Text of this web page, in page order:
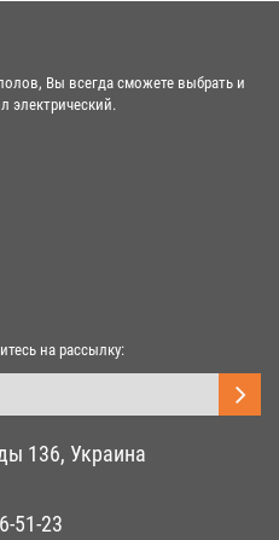
Вы всегда сможете выбрать и
электрический.
на рассылку:
136, Украина
51-23